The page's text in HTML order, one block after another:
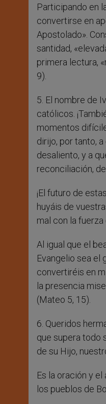
Participando en
convertirse en
Apostolado».
santidad,
primera lectura,
9).
5. El nombre de
católicos.
momentos
dirijo, por tanto,
desaliento, y a
reconciliación,
¡El futuro de
huyáis de
mal con la fuerza
Al igual que el
Evangelio sea el
convertiréis en
la presencia
(Mateo 5, 15).
6. Queridos
que supera todo
de su Hijo,
Es la oración y
los pueblos de